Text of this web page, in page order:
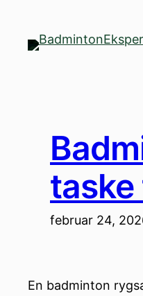
indhold
februar 24,
En badminton